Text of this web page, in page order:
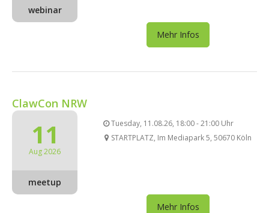
webinar
Mehr Infos
ClawCon NRW
11
Aug 2026
meetup
Tuesday, 11.08.26, 18:00 - 21:00 Uhr
STARTPLATZ, Im Mediapark 5, 50670 Köln
Mehr Infos